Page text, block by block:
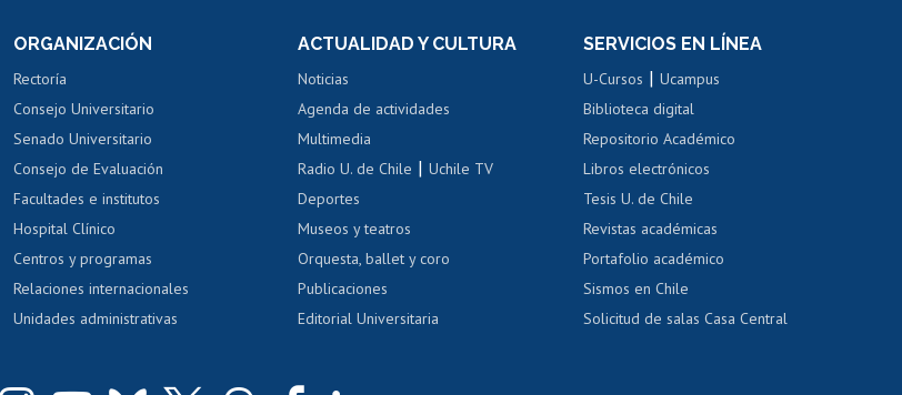
Perfeccionamiento
Evaluación docente
Calificación académica
Postulación al AUCAI
Portal de movilidad interna
Certificado de renta
Certificado de renta
Gestión de correo uchile
Movilidad Estudiantil
Cursos de español
Acoso laboral, sexual y violencia
ORGANIZACIÓN
Rectoría
Consejo Universitario
Senado Universitario
Consejo de Evaluación
Facultades e institutos
Hospital Clínico
Centros y programas
Relaciones internacionales
Unidades administrativas
ACTUALIDAD Y CULTURA
Noticias
Agenda de actividades
Multimedia
Radio U. de Chile |Uchile TV
Deportes
Museos y teatros
Orquesta, ballet y coro
Publicaciones
Editorial Universitaria
SERVICIOS EN LÍNEA
U-Cursos |Ucampus
Biblioteca digital
Repositorio Académico
Libros electrónicos
Tesis U. de Chile
Revistas académicas
Portafolio académico
Sismos en Chile
Solicitud de salas Casa Central